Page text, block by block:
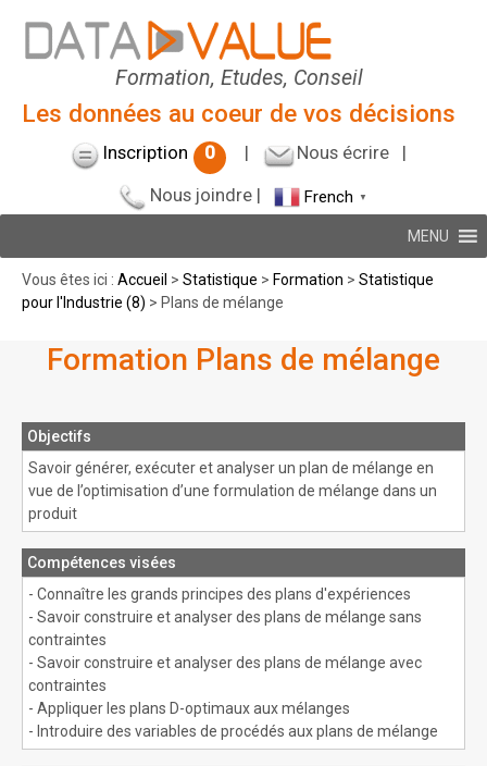
Formation, Etudes, Conseil
Les données au coeur de vos décisions
Inscription 0 | Nous écrire|
Nous joindre| French ▼
MENU
Vous êtes ici : Accueil > Statistique > Formation > Statistique
pour l'Industrie (8) > Plans de mélange
Formation Plans de mélange
Objectifs
Savoir générer, exécuter et analyser un plan de mélange en
vue de l’optimisation d’une formulation de mélange dans un
produit
Compétences visées
- Connaître les grands principes des plans d'expériences
- Savoir construire et analyser des plans de mélange sans
contraintes
- Savoir construire et analyser des plans de mélange avec
contraintes
- Appliquer les plans D-optimaux aux mélanges
- Introduire des variables de procédés aux plans de mélange